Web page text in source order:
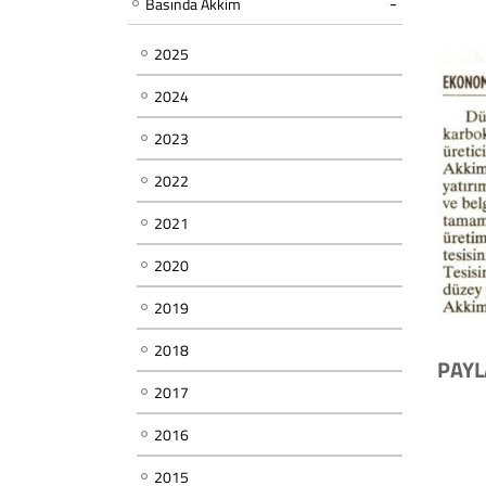
2025
2024
2023
2022
2021
2020
2019
2018
2017
2016
2015